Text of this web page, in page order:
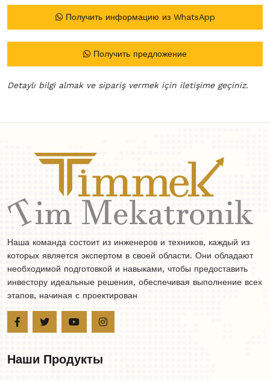
Получить информацию из WhatsApp
Получить предложение
Detaylı bilgi almak ve sipariş vermek için iletişime geçiniz.
Наша команда состоит из инженеров и техников, каждый из
которых является экспертом в своей области. Они обладают
необходимой подготовкой и навыками, чтобы предоставить
инвестору идеальные решения, обеспечивая выполнение всех
этапов, начиная с проектирован
Наши Продукты